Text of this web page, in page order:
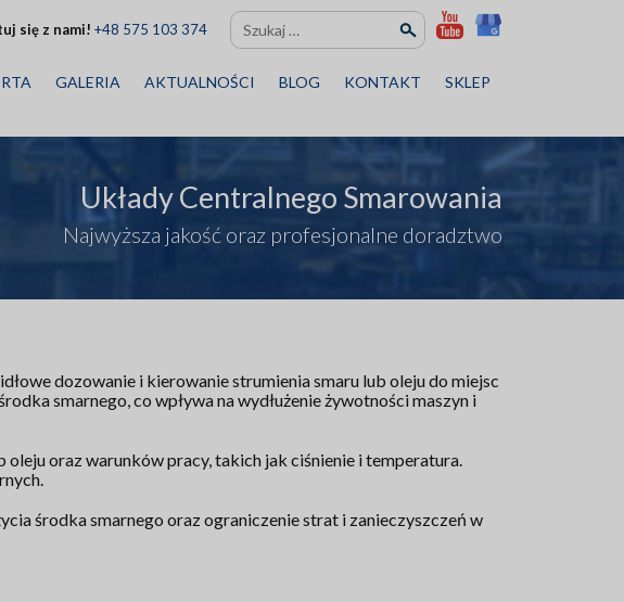
GALERIA AKTUALNOŚCI BLOG KONTAKT SKLEP
się z nami! +48 575 103 374 Szukaj:
Układy Centralnego Smarowania
Najwyższa jakość oraz profesjonalne doradztwo
dozowanie i kierowanie strumienia smaru lub oleju do miejsc
smarnego, co wpływa na wydłużenie żywotności maszyn i
oraz warunków pracy, takich jak ciśnienie i temperatura.
środka smarnego oraz ograniczenie strat i zanieczyszczeń w